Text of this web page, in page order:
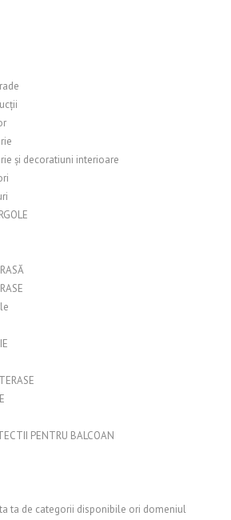
și decoratiuni interioare
PENTRU BALCOAN
ta de categorii disponibile ori domeniul